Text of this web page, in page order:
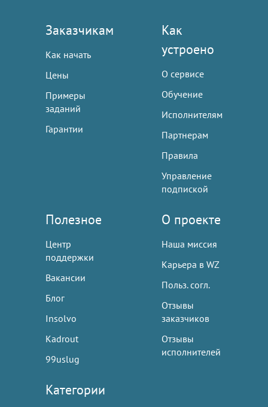
Заказчикам
Как начать
Цены
Примеры
заданий
Гарантии
Как
устроено
О сервисе
Обучение
Исполнителям
Партнерам
Правила
Управление
подпиской
Полезное
Центр
поддержки
Вакансии
Блог
Insolvo
Kadrout
99uslug
О проекте
Наша миссия
Карьера в WZ
Польз. согл.
Отзывы
заказчиков
Отзывы
исполнителей
Категории